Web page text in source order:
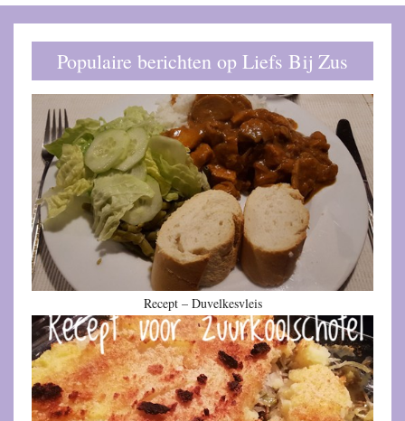
Populaire berichten op Liefs Bij Zus
Recept – Duvelkesvleis